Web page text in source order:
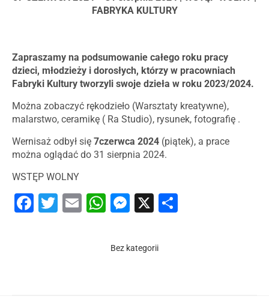
FABRYKA KULTURY
Zapraszamy na podsumowanie całego roku pracy
dzieci, młodzieży i dorosłych, którzy w pracowniach
Fabryki Kultury tworzyli swoje dzieła w roku 2023/2024.
Można zobaczyć rękodzieło (Warsztaty kreatywne),
malarstwo, ceramikę ( Ra Studio), rysunek, fotografię .
Wernisaż odbył się 7czerwca 2024 (piątek), a prace
można oglądać do 31 sierpnia 2024.
WSTĘP WOLNY
Facebook
Twitter
EmailWhatsApp
Messenger
X
Bez kategorii